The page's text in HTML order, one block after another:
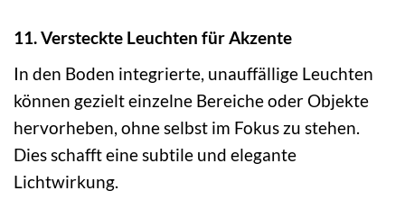
11. Versteckte Leuchten für Akzente
In den Boden integrierte, unauffällige Leuchten
können gezielt einzelne Bereiche oder Objekte
hervorheben, ohne selbst im Fokus zu stehen.
Dies schafft eine subtile und elegante
Lichtwirkung.